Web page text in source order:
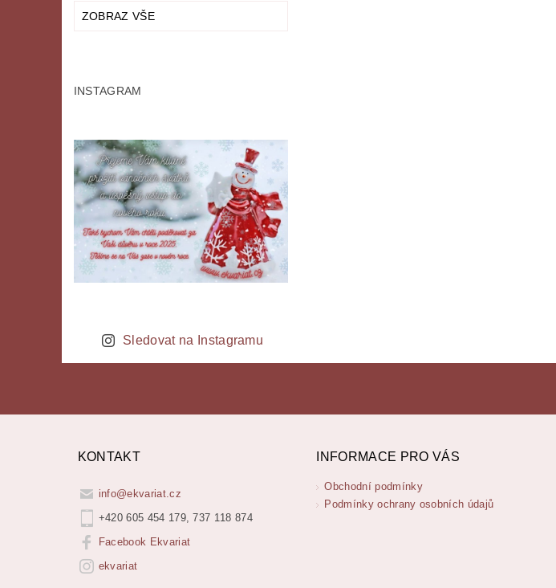
ZOBRAZ VŠE
INSTAGRAM
Sledovat na Instagramu
KONTAKT
info@ekvariat.cz
+420 605 454 179, 737 118 874
Facebook Ekvariat
ekvariat
INFORMACE PRO VÁS
Obchodní podmínky
Podmínky ochrany osobních údajů